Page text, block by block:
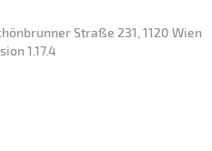
Straße 231, 1120 Wien
1.17.4